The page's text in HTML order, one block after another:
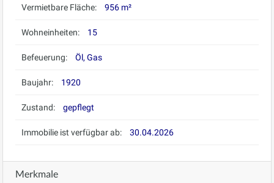
Vermietbare Fläche: 956 m²
Wohneinheiten: 15
Befeuerung: Öl, Gas
Baujahr: 1920
Zustand: gepflegt
Immobilie ist verfügbar ab: 30.04.2026
Merkmale